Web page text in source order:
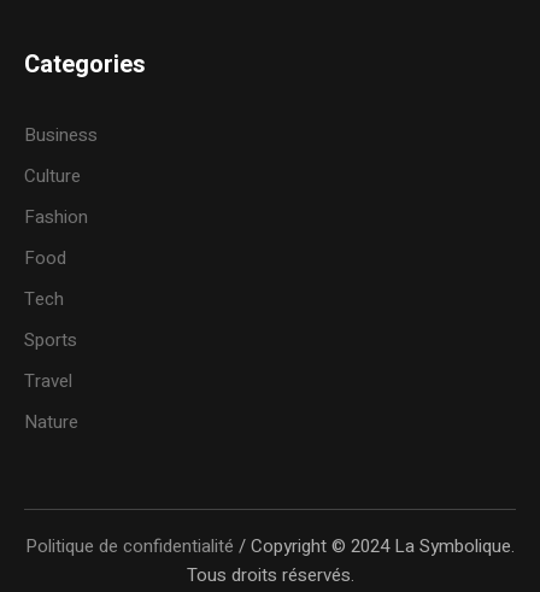
Categories
Business
Culture
Fashion
Food
Tech
Sports
Travel
Nature
Politique de confidentialité / Copyright © 2024 La Symbolique.
Tous droits réservés.